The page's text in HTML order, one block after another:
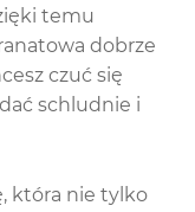
temu
dobrze
czuć się
schludnie i
która nie tylko